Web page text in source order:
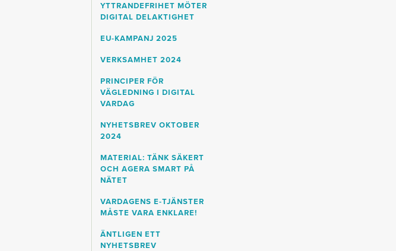
YTTRANDEFRIHET MÖTER
DIGITAL DELAKTIGHET
EU-KAMPANJ 2025
VERKSAMHET 2024
PRINCIPER FÖR
VÄGLEDNING I DIGITAL
VARDAG
NYHETSBREV OKTOBER
2024
MATERIAL: TÄNK SÄKERT
OCH AGERA SMART PÅ
NÄTET
VARDAGENS E-TJÄNSTER
MÅSTE VARA ENKLARE!
ÄNTLIGEN ETT
NYHETSBREV